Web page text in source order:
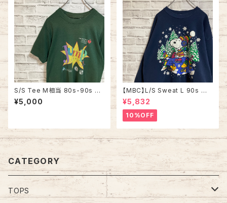
S/S Tee M相当 80s-90s vi
ntage バックプリント 両面プリ
ント Tシャツ シングルステッチ
¥5,000
【MBC】L/S Sweat L 90s Ma
de in USA “ SNOOPY” スヌ
ーピー ウッドストック キャラクタ
ー スウェット トレーナー vintag
e ヴィンテージ アメリカ USA
古着
¥5,832
10%OFF
CATEGORY
TOPS